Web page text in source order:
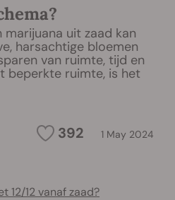
uit zaad kan
harsachtige bloemen
van ruimte, tijd en
beperkte ruimte, is het
392 1 May 2024
12/12 vanaf zaad?